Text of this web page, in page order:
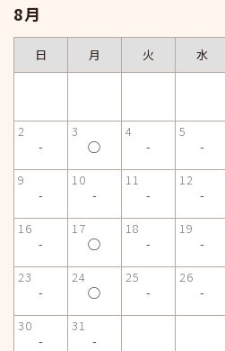
8月
日 月 火 水
2
-
3
◯
4
-
5
-
9
-
10
-
11
-
12
-
16
-
17
◯
18
-
19
-
23
-
24
◯
25
-
26
-
30
-
31
-